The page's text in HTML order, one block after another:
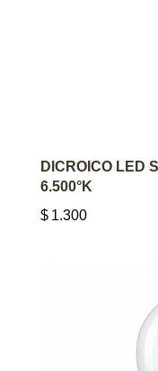
DICROICO LED
6.500°K
$ 1.300